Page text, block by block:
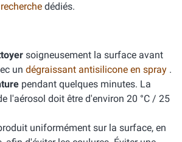
dédiés.
soigneusement la surface avant
un dégraissant antisilicone en spray .
pendant quelques minutes. La
l'aérosol doit être d'environ 20 °C / 25
uniformément sur la surface, en